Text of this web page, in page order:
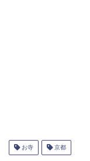
お寺 京都